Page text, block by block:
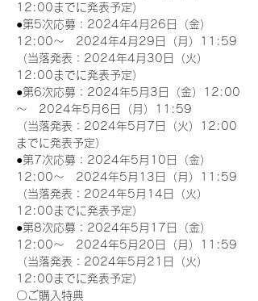
12:00までに発表予定）
●第5次応募：2024年4月26日（金）
12:00～　2024年4月29日（月）11:59
（当落発表：2024年4月30日（火）
12:00までに発表予定）
●第6次応募：2024年5月3日（金）12:00
～　2024年5月6日（月）11:59
（当落発表：2024年5月7日（火）12:00
までに発表予定）
●第7次応募：2024年5月10日（金）
12:00～　2024年5月13日（月）11:59
（当落発表：2024年5月14日（火）
12:00までに発表予定）
●第8次応募：2024年5月17日（金）
12:00～　2024年5月20日（月）11:59
（当落発表：2024年5月21日（火）
12:00までに発表予定）
〇ご購入特典